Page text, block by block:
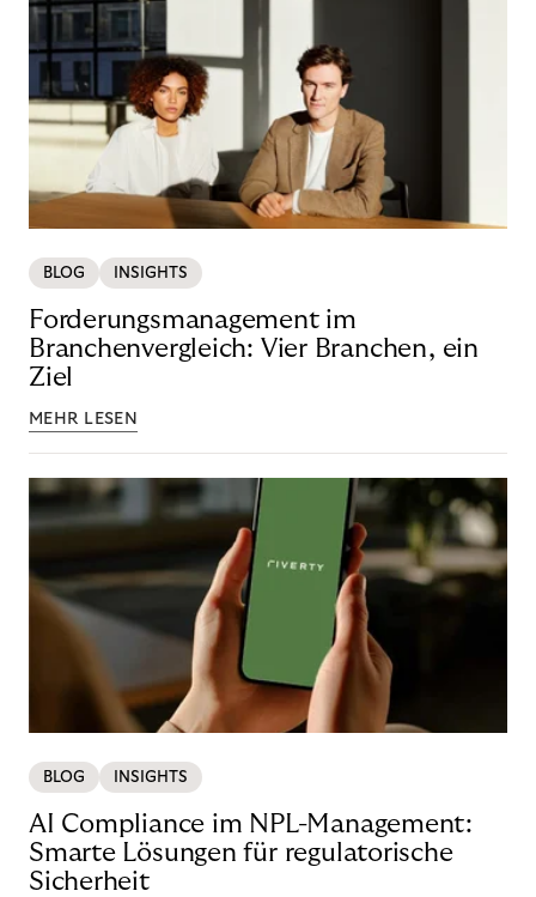
BLOG INSIGHTS
Forderungsmanagement im
Branchenvergleich: Vier Branchen, ein
Ziel
MEHR LESEN
BLOG INSIGHTS
AI Compliance im NPL-Management:
Smarte Lösungen für regulatorische
Sicherheit